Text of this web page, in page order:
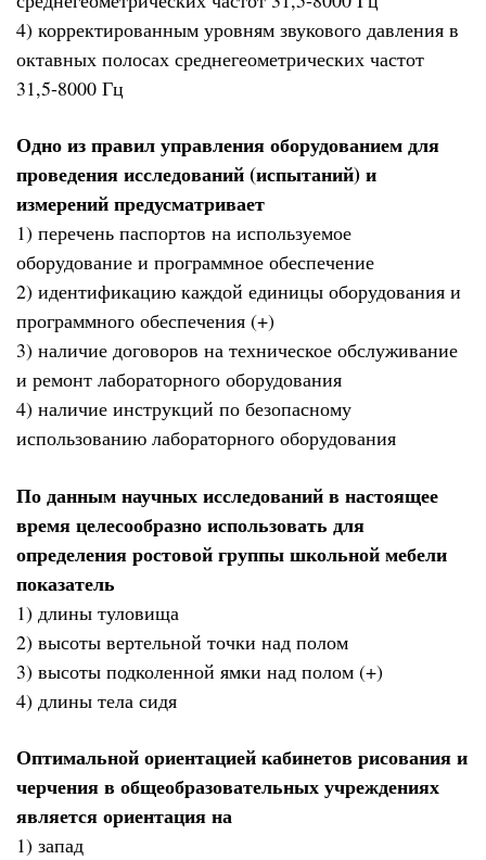
4) корректированным уровням звукового давления в
октавных полосах среднегеометрических частот
31,5-8000 Гц
Одно из правил управления оборудованием для
проведения исследований (испытаний) и
измерений предусматривает
1) перечень паспортов на используемое
оборудование и программное обеспечение
2) идентификацию каждой единицы оборудования и
программного обеспечения (+)
3) наличие договоров на техническое обслуживание
и ремонт лабораторного оборудования
4) наличие инструкций по безопасному
использованию лабораторного оборудования
По данным научных исследований в настоящее
время целесообразно использовать для
определения ростовой группы школьной мебели
показатель
1) длины туловища
2) высоты вертельной точки над полом
3) высоты подколенной ямки над полом (+)
4) длины тела сидя
Оптимальной ориентацией кабинетов рисования и
черчения в общеобразовательных учреждениях
является ориентация на
1) запад